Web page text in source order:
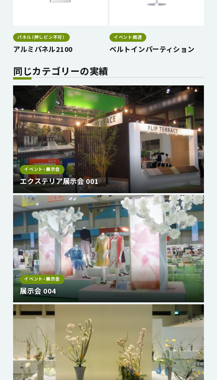
パネル（押しピン不可）
アルミパネル2100
イベント関連
ベルトインパーティション
同じカテゴリーの実績
イベント・展示会
エクステリア展示会 001
イベント・展示会
展示会 004